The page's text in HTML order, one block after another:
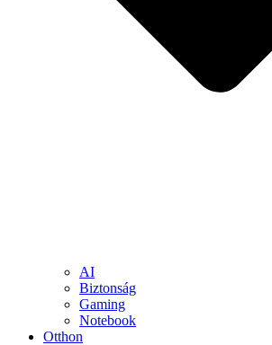
AI
Biztonság
Gaming
Notebook
Otthon